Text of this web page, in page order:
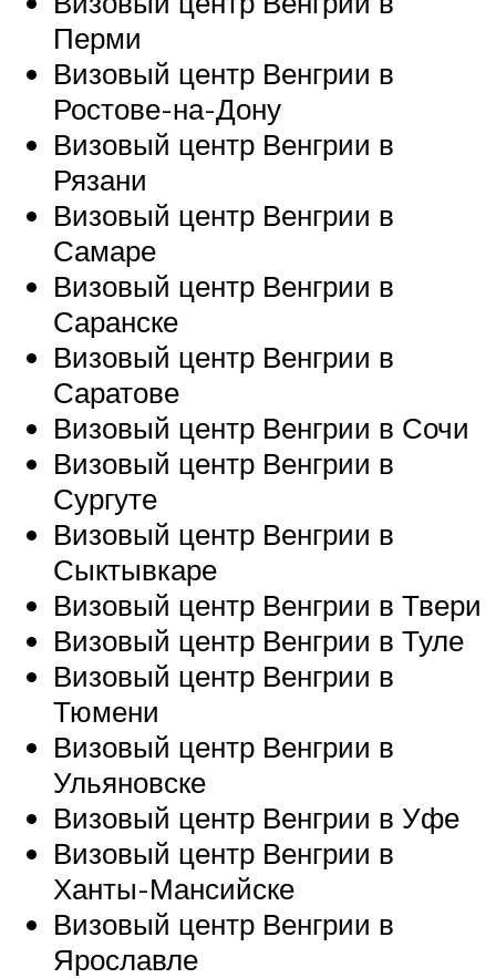
Перми
Визовый центр Венгрии в
Ростове-на-Дону
Визовый центр Венгрии в
Рязани
Визовый центр Венгрии в
Самаре
Визовый центр Венгрии в
Саранске
Визовый центр Венгрии в
Саратове
Визовый центр Венгрии в Сочи
Визовый центр Венгрии в
Сургуте
Визовый центр Венгрии в
Сыктывкаре
Визовый центр Венгрии в Твери
Визовый центр Венгрии в Туле
Визовый центр Венгрии в
Тюмени
Визовый центр Венгрии в
Ульяновске
Визовый центр Венгрии в Уфе
Визовый центр Венгрии в
Ханты-Мансийске
Визовый центр Венгрии в
Ярославле